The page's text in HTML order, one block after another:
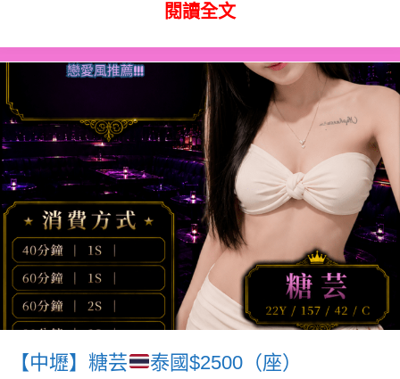
閱讀全文
【中壢】糖芸 泰國$2500（座）